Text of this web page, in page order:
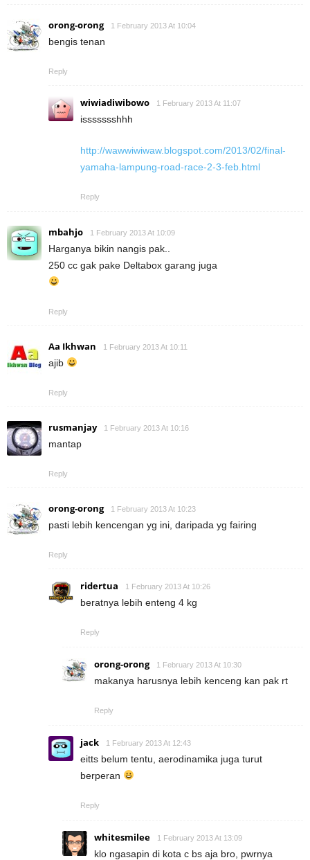
orong-orong 1 February 2013 At 10:04
bengis tenan
Reply
wiwiadiwibowo 1 February 2013 At 11:07
issssssshhh
http://wawwiwiwaw.blogspot.com/2013/02/final-
yamaha-lampung-road-race-2-3-feb.html
Reply
mbahjo 1 February 2013 At 10:09
Harganya bikin nangis pak..
250 cc gak pake Deltabox garang juga
Reply
Aa Ikhwan 1 February 2013 At 10:11
ajib
Reply
rusmanjay 1 February 2013 At 10:16
mantap
Reply
orong-orong 1 February 2013 At 10:23
pasti lebih kencengan yg ini, daripada yg fairing
Reply
ridertua 1 February 2013 At 10:26
beratnya lebih enteng 4 kg
Reply
orong-orong 1 February 2013 At 10:30
makanya harusnya lebih kenceng kan pak rt
Reply
jack 1 February 2013 At 12:43
eitts belum tentu, aerodinamika juga turut
berperan
Reply
whitesmilee 1 February 2013 At 13:09
klo ngasapin di kota c bs aja bro, pwrnya